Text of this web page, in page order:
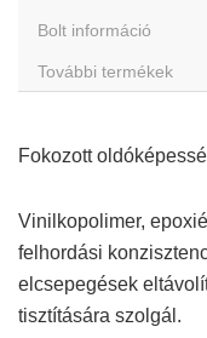
Bolt információ
További termékek
Fokozott
Vinilkopolimer,
felhordási
elcsepegések
tisztítására szolgál.